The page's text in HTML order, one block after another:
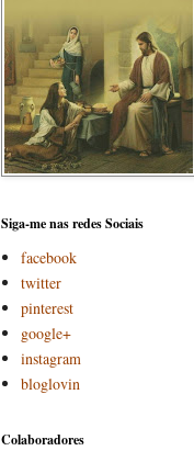
Siga-me nas redes Sociais
facebook
twitter
pinterest
google+
instagram
bloglovin
Colaboradores